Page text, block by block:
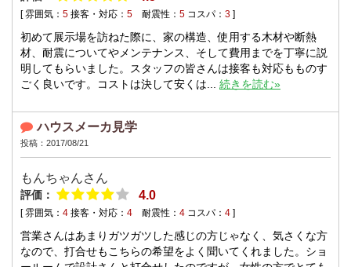
[ 雰囲気： 5 接客・対応： 5 耐震性： 5 コスパ： 3 ]
初めて展示場を訪ねた際に、家の構造、使用する木材や断熱
材、耐震についてやメンテナンス、そして費用までを丁寧に説
明してもらいました。スタッフの皆さんは接客も対応もものす
ごく良いです。コストは決して安くは... 続きを読む»
ハウスメーカ見学
投稿：2017/08/21
もんちゃんさん
評価： 4.0
[ 雰囲気： 4 接客・対応： 4 耐震性： 4 コスパ： 4 ]
営業さんはあまりガツガツした感じの方じゃなく、気さくな方
なので、打合せもこちらの希望をよく聞いてくれました。ショ